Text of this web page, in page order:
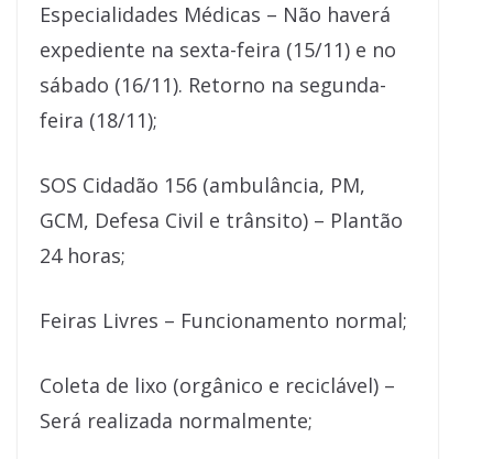
Especialidades Médicas – Não haverá
expediente na sexta-feira (15/11) e no
sábado (16/11). Retorno na segunda-
feira (18/11);
SOS Cidadão 156 (ambulância, PM,
GCM, Defesa Civil e trânsito) – Plantão
24 horas;
Feiras Livres – Funcionamento normal;
Coleta de lixo (orgânico e reciclável) –
Será realizada normalmente;